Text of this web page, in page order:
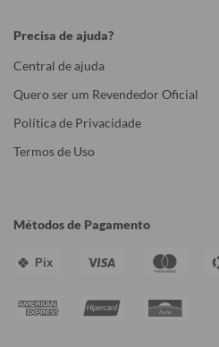
Precisa de ajuda?
Central de ajuda
Quero ser um Revendedor Oficial
Política de Privacidade
Termos de Uso
Métodos de Pagamento
Pix